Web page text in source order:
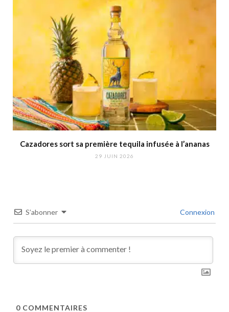
Cazadores sort sa première tequila infusée à l’ananas
29 JUIN 2026
S’abonner Connexion
0 COMMENTAIRES